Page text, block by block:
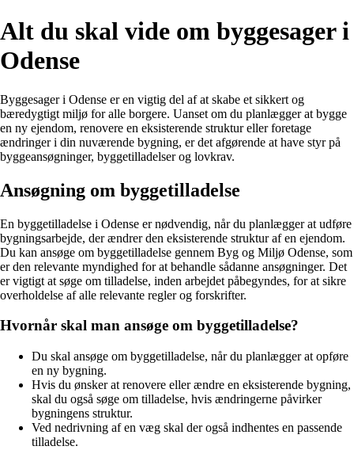
Alt du skal vide om byggesager i
Odense
Byggesager i Odense er en vigtig del af at skabe et sikkert og
bæredygtigt miljø for alle borgere. Uanset om du planlægger at bygge
en ny ejendom, renovere en eksisterende struktur eller foretage
ændringer i din nuværende bygning, er det afgørende at have styr på
byggeansøgninger, byggetilladelser og lovkrav.
Ansøgning om byggetilladelse
En byggetilladelse i Odense er nødvendig, når du planlægger at udføre
bygningsarbejde, der ændrer den eksisterende struktur af en ejendom.
Du kan ansøge om byggetilladelse gennem Byg og Miljø Odense, som
er den relevante myndighed for at behandle sådanne ansøgninger. Det
er vigtigt at søge om tilladelse, inden arbejdet påbegyndes, for at sikre
overholdelse af alle relevante regler og forskrifter.
Hvornår skal man ansøge om byggetilladelse?
Du skal ansøge om byggetilladelse, når du planlægger at opføre
en ny bygning.
Hvis du ønsker at renovere eller ændre en eksisterende bygning,
skal du også søge om tilladelse, hvis ændringerne påvirker
bygningens struktur.
Ved nedrivning af en væg skal der også indhentes en passende
tilladelse.